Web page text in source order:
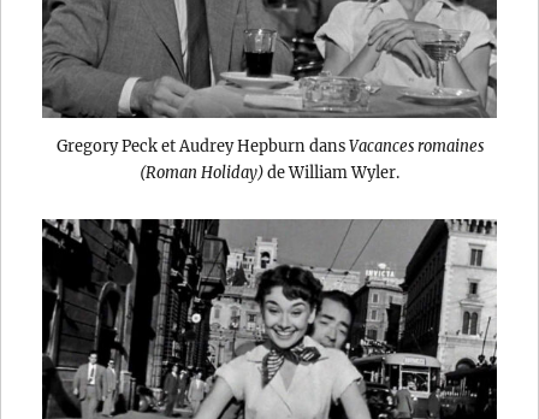
Gregory Peck et Audrey Hepburn dansVacances romaines
(Roman Holiday)de William Wyler.